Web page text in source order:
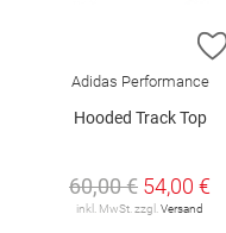
Adidas Performance
Hooded Track Top
60,00 € 54,00 €
inkl. MwSt. zzgl.Versand